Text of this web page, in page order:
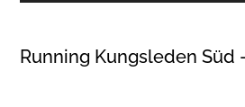
Running Kungsleden Süd